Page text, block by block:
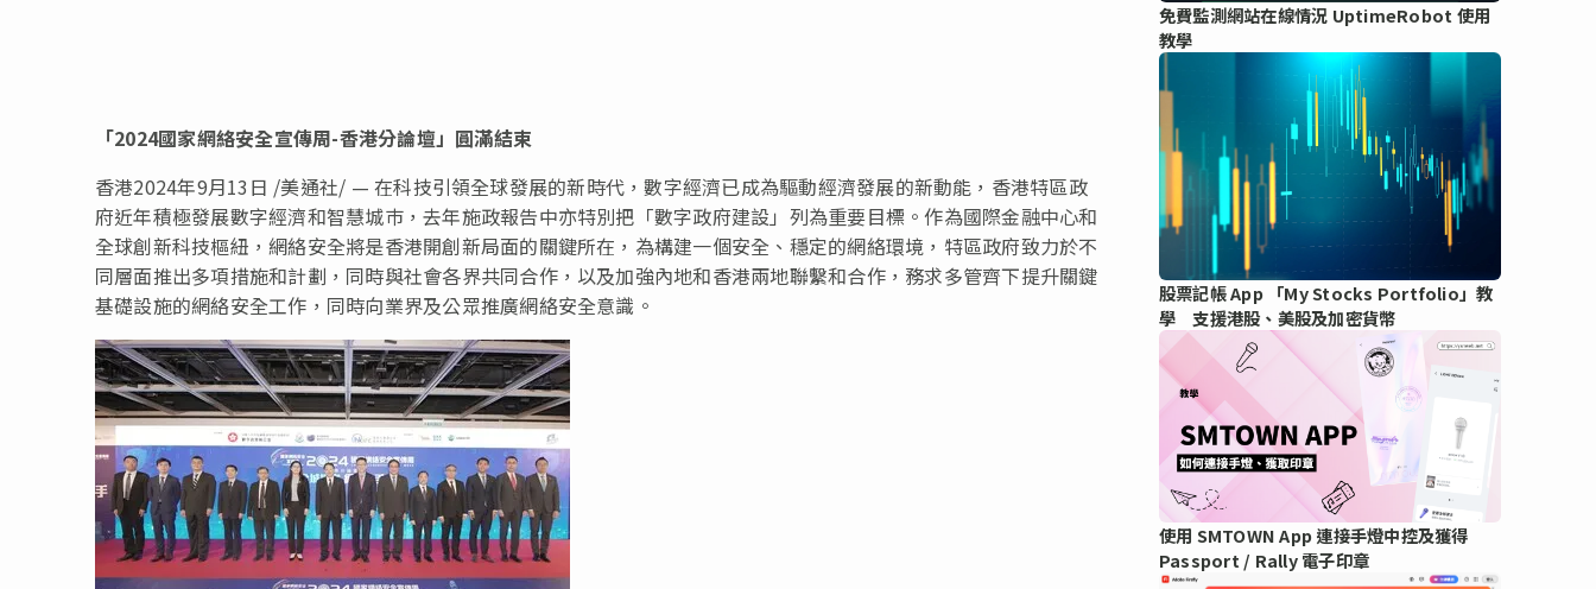
「2024國家網絡安全宣傳周-香港分論壇」圓滿結束
香港2024年9月13日 /美通社/ — 在科技引領全球發展的新時代，數字經濟已成為驅動經濟發展的新動能，香港特區政
府近年積極發展數字經濟和智慧城巿，去年施政報告中亦特別把「數字政府建設」列為重要目標。作為國際金融中心和
全球創新科技樞紐，網絡安全將是香港開創新局面的關鍵所在，為構建一個安全、穩定的網絡環境，特區政府致力於不
同層面推出多項措施和計劃，同時與社會各界共同合作，以及加強內地和香港兩地聯繫和合作，務求多管齊下提升關鍵
基礎設施的網絡安全工作，同時向業界及公眾推廣網絡安全意識。
免費監測網站在線情況 UptimeRobot 使用
教學
股票記帳 App 「My Stocks Portfolio」教
學 支援港股、美股及加密貨幣
使用 SMTOWN App 連接手燈中控及獲得
Passport / Rally 電子印章